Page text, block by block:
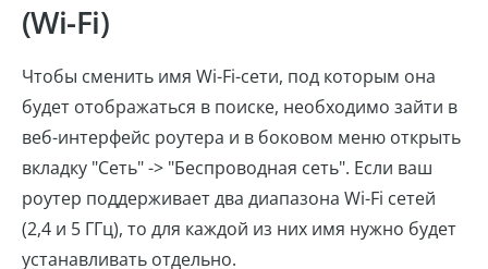
(Wi-Fi)
Чтобы сменить имя Wi-Fi-сети, под которым она
будет отображаться в поиске, необходимо зайти в
веб-интерфейс роутера и в боковом меню открыть
вкладку "Сеть" -> "Беспроводная сеть". Если ваш
роутер поддерживает два диапазона Wi-Fi сетей
(2,4 и 5 ГГц), то для каждой из них имя нужно будет
устанавливать отдельно.